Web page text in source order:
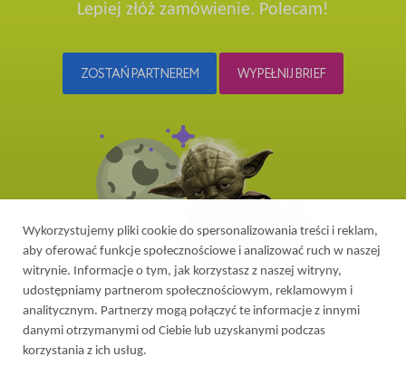
Lepiej złóż zamówienie. Polecam!
ZOSTAŃ PARTNEREM WYPEŁNIJ BRIEF
Wykorzystujemy pliki cookie do spersonalizowania treści i reklam,
aby oferować funkcje społecznościowe i analizować ruch w naszej
witrynie. Informacje o tym, jak korzystasz z naszej witryny,
udostępniamy partnerom społecznościowym, reklamowym i
analitycznym. Partnerzy mogą połączyć te informacje z innymi
danymi otrzymanymi od Ciebie lub uzyskanymi podczas
korzystania z ich usług.